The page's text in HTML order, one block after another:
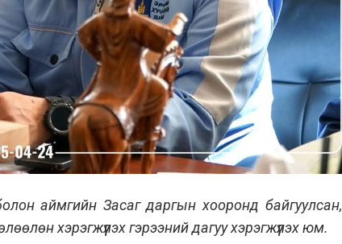
аймгийн Засаг даргын хооронд байгуулсан,
хэрэгжүүлэх гэрээний дагуу хэрэгжүүлэх юм.